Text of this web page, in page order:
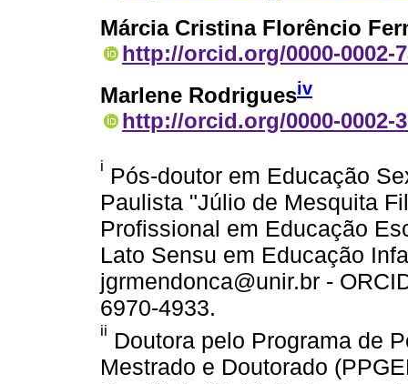
Márcia Cristina Florêncio
http://orcid.org/0000-0002-
Marlene Rodriguesiv
http://orcid.org/0000-0002-
i Pós-doutor em Educação
Paulista "Júlio de Mesquita
Profissional em Educação
Lato Sensu em Educação
jgrmendonca@unir.br -
6970-4933.
ii Doutora pelo Programa de
Mestrado e Doutorado